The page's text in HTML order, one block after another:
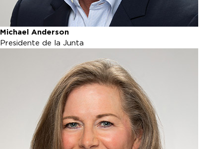
Michael Anderson
Presidente de la Junta